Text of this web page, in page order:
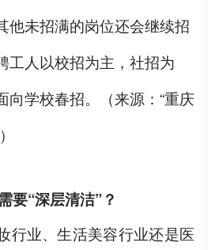
他未招满的岗位还会继续招
工人以校招为主，社招为
向学校春招。（来源：“重庆
要“深层清洁”？
行业、生活美容行业还是医